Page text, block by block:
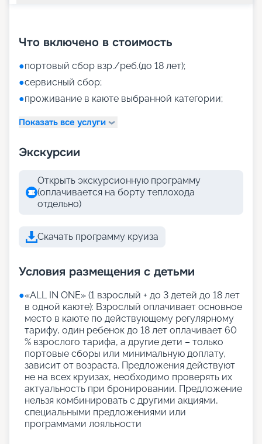
Что включено в стоимость
●портовый сбор взр./реб.(до 18 лет);
●сервисный сбор;
●проживание в каюте выбранной категории;
Показать все услуги
Экскурсии
Открыть экскурсионную программу
(оплачивается на борту теплохода
отдельно)
Скачать программу круиза
Условия размещения с детьми
●«АLL IN ONE» (1 взрослый + до 3 детей до 18 лет
в одной каюте): Взрослый оплачивает основное
место в каюте по действующему регулярному
тарифу, один ребенок до 18 лет оплачивает 60
% взрослого тарифа, а другие дети – только
портовые сборы или минимальную доплату,
зависит от возраста. Предложения действуют
не на всех круизах, необходимо проверять их
актуальность при бронировании. Предложение
нельзя комбинировать с другими акциями,
специальными предложениями или
программами лояльности